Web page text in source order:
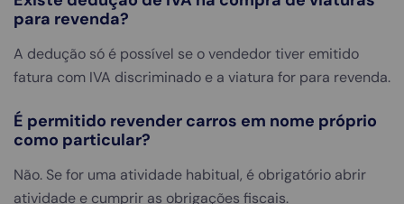
para revenda?
A dedução só é possível se o vendedor tiver emitido
fatura com IVA discriminado e a viatura for para revenda.
É permitido revender carros em nome próprio
como particular?
Não. Se for uma atividade habitual, é obrigatório abrir
atividade e cumprir as obrigações fiscais.